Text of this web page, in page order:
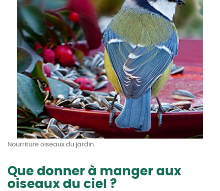
Nourriture oiseaux du jardin.
Que donner à manger aux
oiseaux du ciel ?